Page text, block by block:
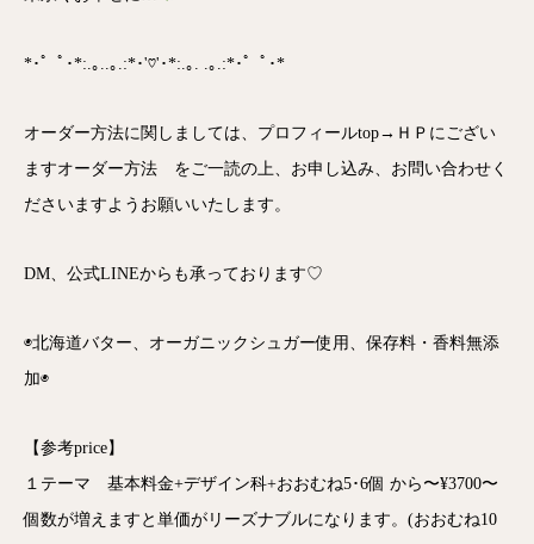
*･゜ﾟ･*:.｡..｡.:*･'♡'･*:.｡. .｡.:*･゜ﾟ･*
オーダー方法に関しましては、プロフィールtop→ＨＰにござい
ますオーダー方法 をご一読の上、お申し込み、お問い合わせく
ださいますようお願いいたします。
DM、公式LINEからも承っております♡
◉北海道バター、オーガニックシュガー使用、保存料・香料無添
加◉
【参考price】
１テーマ 基本料金+デザイン科+おおむね5･6個 から〜¥3700〜
個数が増えますと単価がリーズナブルになります。(おおむね10